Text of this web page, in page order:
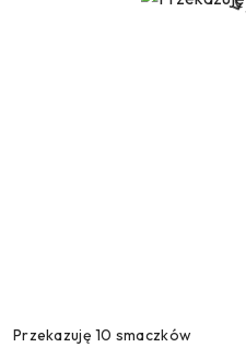
Przekazuję 10 smaczków